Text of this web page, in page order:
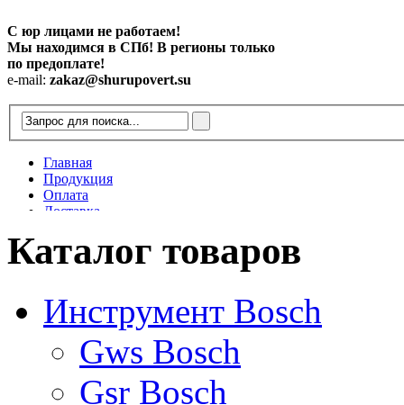
С юр лицами не работаем!
Мы находимся в СПб! В регионы только
по предоплате!
e-mail: zakaz@shurupovert.su
Главная
Продукция
Оплата
Доставка
Статьи
Каталог товаров
Инструмент Bosch
Gws Bosch
Gsr Bosch